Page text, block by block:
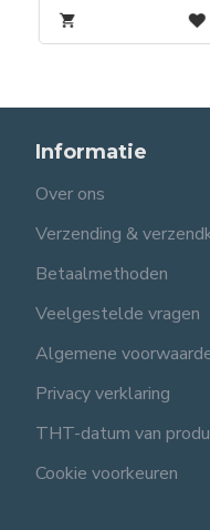
Informatie
Over ons
Verzending &
Betaalmethoden
Veelgestelde vragen
Algemene
Privacy verklaring
THT-datum van
Cookie voorkeuren